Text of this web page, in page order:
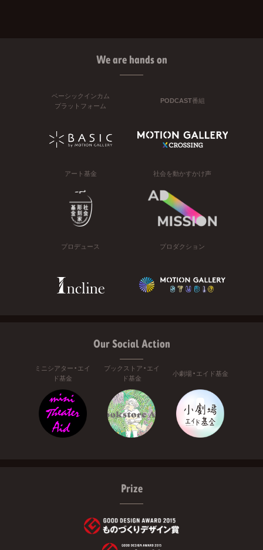
We are hands on
ベーシックインカム
プラットフォーム
PODCAST番組
アート基金 社会を動かすかけ声
プロデュース プロダクション
Our Social Action
ミニシアター・エイ
ド基金
ブックストア・エイ
ド基金
小劇場・エイド基金
Prize